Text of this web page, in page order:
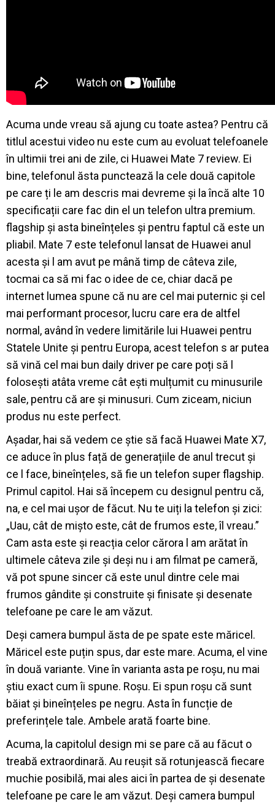
Acuma unde vreau să ajung cu toate astea? Pentru că
titlul acestui video nu este cum au evoluat telefoanele
în ultimii trei ani de zile, ci Huawei Mate 7 review. Ei
bine, telefonul ăsta punctează la cele două capitole
pe care ți le am descris mai devreme și la încă alte 10
specificații care fac din el un telefon ultra premium.
flagship și asta bineînțeles și pentru faptul că este un
pliabil. Mate 7 este telefonul lansat de Huawei anul
acesta și l am avut pe mână timp de câteva zile,
tocmai ca să mi fac o idee de ce, chiar dacă pe
internet lumea spune că nu are cel mai puternic și cel
mai performant procesor, lucru care era de altfel
normal, având în vedere limitările lui Huawei pentru
Statele Unite și pentru Europa, acest telefon s ar putea
să vină cel mai bun daily driver pe care poți să l
folosești atâta vreme cât ești mulțumit cu minusurile
sale, pentru că are și minusuri. Cum ziceam, niciun
produs nu este perfect.
Așadar, hai să vedem ce știe să facă Huawei Mate X7,
ce aduce în plus față de generațiile de anul trecut și
ce l face, bineînțeles, să fie un telefon super flagship.
Primul capitol. Hai să începem cu designul pentru că,
na, e cel mai ușor de făcut. Nu te uiți la telefon și zici:
„Uau, cât de mișto este, cât de frumos este, îl vreau.”
Cam asta este și reacția celor cărora l am arătat în
ultimele câteva zile și deși nu i am filmat pe cameră,
vă pot spune sincer că este unul dintre cele mai
frumos gândite și construite și finisate și desenate
telefoane pe care le am văzut.
Deși camera bumpul ăsta de pe spate este măricel.
Măricel este puțin spus, dar este mare. Acuma, el vine
în două variante. Vine în varianta asta pe roșu, nu mai
știu exact cum îi spune. Roșu. Ei spun roșu că sunt
băiat și bineînțeles pe negru. Asta în funcție de
preferințele tale. Ambele arată foarte bine.
Acuma, la capitolul design mi se pare că au făcut o
treabă extraordinară. Au reușit să rotunjească fiecare
muchie posibilă, mai ales aici în partea de și desenate
telefoane pe care le am văzut. Deși camera bumpul